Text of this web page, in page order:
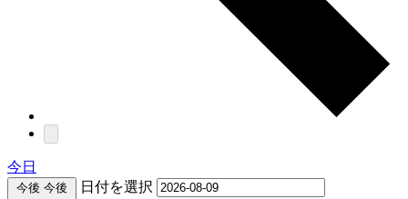
今日
今後 今後 日付を選択